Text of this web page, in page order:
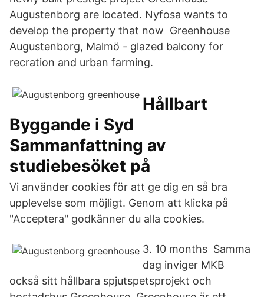
Augustenborg are located. Nyfosa wants to
develop the property that now Greenhouse
Augustenborg, Malmö - glazed balcony for
recration and urban farming.
Hållbart
Byggande i Syd
Sammanfattning av
studiebesöket på
Vi använder cookies för att ge dig en så bra
upplevelse som möjligt. Genom att klicka på
"Acceptera" godkänner du alla cookies.
3. 10 months Samma
dag inviger MKB
också sitt hållbara spjutspetsprojekt och